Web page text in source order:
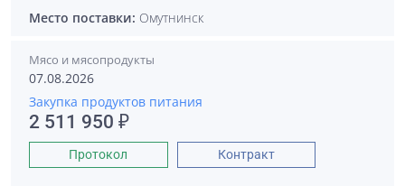
Место поставки: Омутнинск
Мясо и мясопродукты
07.08.2026
Закупка продуктов питания
2 511 950 ₽
Протокол Контракт